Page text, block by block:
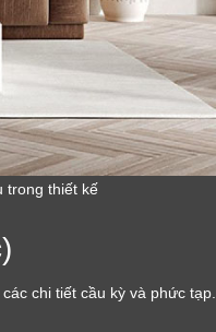
trong thiết kế
chi tiết cầu kỳ và phức tạp.